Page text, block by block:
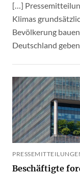
[…]
Klimas
Bevölkerung
Deutschland
Beschäftigte